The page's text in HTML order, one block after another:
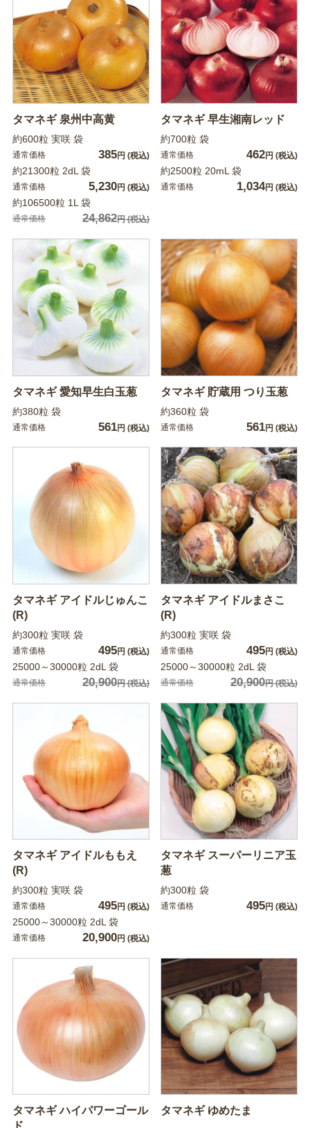
タマネギ 泉州中高黄
約600粒 実咲 袋
通常価格 385円 (税込)
約21300粒 2dL 袋
通常価格 5,230円 (税込)
約106500粒 1L 袋
通常価格 24,862円(税込)
タマネギ 早生湘南レッド
約700粒 袋
通常価格 462円 (税込)
約2500粒 20mL 袋
通常価格 1,034円 (税込)
タマネギ 愛知早生白玉葱
約380粒 袋
通常価格 561円 (税込)
タマネギ 貯蔵用 つり玉葱
約360粒 袋
通常価格 561円 (税込)
タマネギ アイドルじゅんこ
(R)
約300粒 実咲 袋
通常価格 495円 (税込)
25000～30000粒 2dL 袋
通常価格 20,900円(税込)
タマネギ アイドルまさこ
(R)
約300粒 実咲 袋
通常価格 495円 (税込)
25000～30000粒 2dL 袋
通常価格 20,900円(税込)
タマネギ アイドルももえ
(R)
約300粒 実咲 袋
通常価格 495円 (税込)
25000～30000粒 2dL 袋
通常価格 20,900円 (税込)
タマネギ スーパーリニア玉
葱
約300粒 袋
通常価格 495円 (税込)
タマネギ ハイパワーゴール
ド
タマネギ ゆめたま